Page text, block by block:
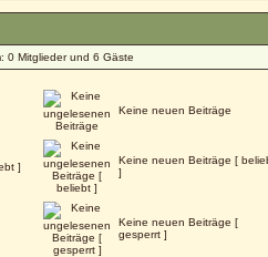
0 Mitglieder und 6 Gäste
Keine neuen Beiträge
]
Keine neuen Beiträge [
]
Keine neuen Beiträge [
gesperrt ]